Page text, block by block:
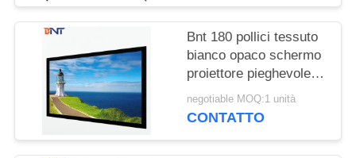
Bnt 180 pollici tessuto
bianco opaco schermo
proiettore pieghevole
veloce con quadrato
alluminio metallo
negotiable MOQ:1 unità
CONTATTO